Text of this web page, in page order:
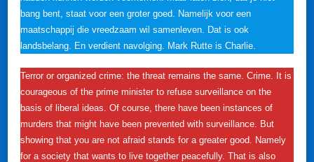
bang bent, staat voor een groter goed. Namelijk voor een
maatschappij die vreedzaam wil samenleven. Dat is ook
landsbelang. En verdient navolging. Mark Rutte is Charlie.
Terror or organized crime: the threat remains the same. Crime. It is
courageous of the prime minister to refuse surveillance on the
basis of liberal ideas. Of course, there have been instances of
murders that might have been prevented with surveillance. But
showing that you are not afraid stands for a greater good. Namely
for a society that wants to live together peacefully. That is also